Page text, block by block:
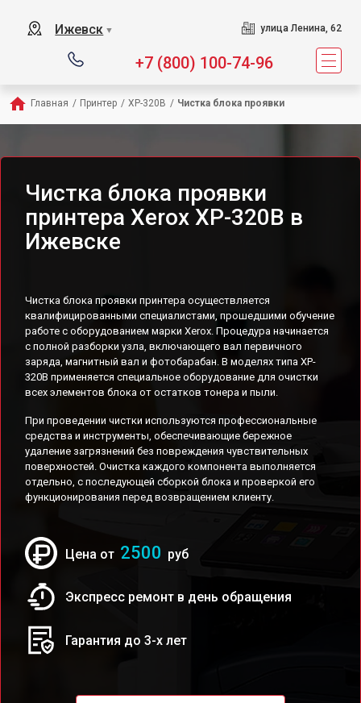
Ижевск ▼ улица Ленина, 62
+7 (800) 100-74-96
Главная / Принтер / XP-320B / Чистка блока проявки
Чистка блока проявки
принтера Xerox XP-320B в
Ижевске
Чистка блока проявки принтера осуществляется
квалифицированными специалистами, прошедшими обучение
работе с оборудованием марки Xerox. Процедура начинается
с полной разборки узла, включающего вал первичного
заряда, магнитный вал и фотобарабан. В моделях типа XP-
320B применяется специальное оборудование для очистки
всех элементов блока от остатков тонера и пыли.
При проведении чистки используются профессиональные
средства и инструменты, обеспечивающие бережное
удаление загрязнений без повреждения чувствительных
поверхностей. Очистка каждого компонента выполняется
отдельно, с последующей сборкой блока и проверкой его
функционирования перед возвращением клиенту.
Цена от 2500 руб
Экспресс ремонт в день обращения
Гарантия до 3-х лет